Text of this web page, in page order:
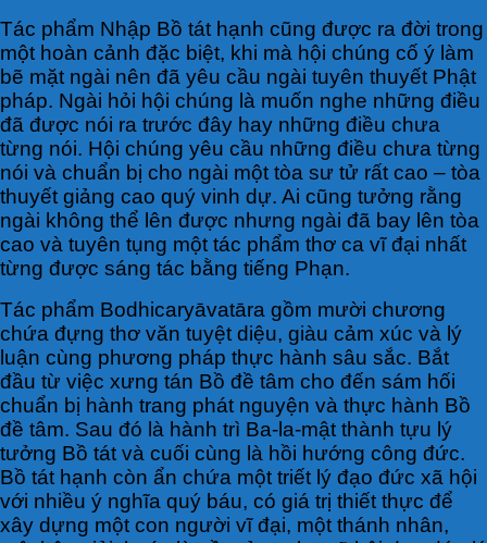
Tác phẩm Nhập Bồ tát hạnh cũng được ra đời trong
một hoàn cảnh đặc biệt, khi mà hội chúng cố ý làm
bẽ mặt ngài nên đã yêu cầu ngài tuyên thuyết Phật
pháp. Ngài hỏi hội chúng là muốn nghe những điều
đã được nói ra trước đây hay những điều chưa
từng nói. Hội chúng yêu cầu những điều chưa từng
nói và chuẩn bị cho ngài một tòa sư tử rất cao – tòa
thuyết giảng cao quý vinh dự. Ai cũng tưởng rằng
ngài không thể lên được nhưng ngài đã bay lên tòa
cao và tuyên tụng một tác phẩm thơ ca vĩ đại nhất
từng được sáng tác bằng tiếng Phạn.
Tác phẩm Bodhicaryāvatāra gồm mười chương
chứa đựng thơ văn tuyệt diệu, giàu cảm xúc và lý
luận cùng phương pháp thực hành sâu sắc. Bắt
đầu từ việc xưng tán Bồ đề tâm cho đến sám hối
chuẩn bị hành trang phát nguyện và thực hành Bồ
đề tâm. Sau đó là hành trì Ba-la-mật thành tựu lý
tưởng Bồ tát và cuối cùng là hồi hướng công đức.
Bồ tát hạnh còn ẩn chứa một triết lý đạo đức xã hội
với nhiều ý nghĩa quý báu, có giá trị thiết thực để
xây dựng một con người vĩ đại, một thánh nhân,